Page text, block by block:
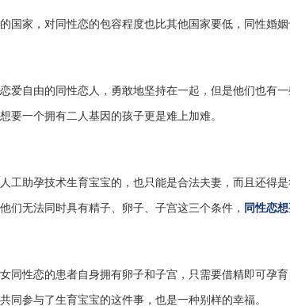
国家，对同性恋的包容程度也比其他国家要低，同性婚姻
爱自由的同性恋人，勇敢地坚持在一起，但是他们也有
要一个拥有二人基因的孩子更是难上加难。
工助孕技术生育宝宝的，也只能是合法夫妻，而且还得
们无法同时具有精子、卵子、子宫这三个条件， 同性恋
同性恋的患者自身拥有卵子和子宫，只需要借精即可孕
同参与了生育宝宝的这件事，也是一种别样的幸福。